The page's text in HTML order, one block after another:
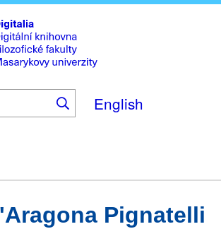
to
main
content
English
Nápověda
KontaktDigitalia
Pignatelli